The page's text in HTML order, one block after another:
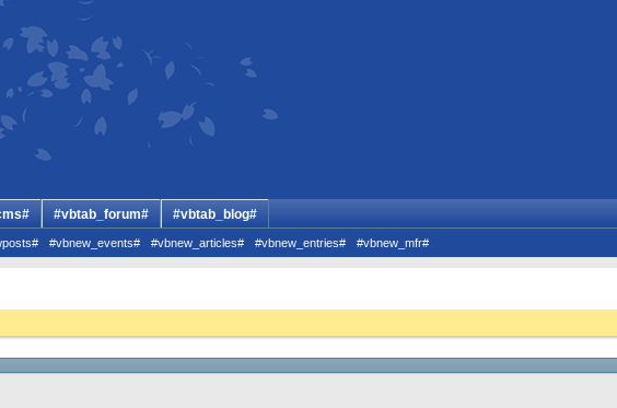
#vbnew_events# #vbnew_articles# #vbnew_entries# #vbnew_mfr#
#vbtab_forum# #vbtab_blog#